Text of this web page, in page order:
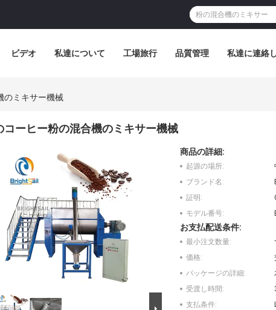
ビデオ 私達について 工場旅行 品質管理 私達に連絡
のミキサー機械
コーヒー粉の混合機のミキサー機械
商品の詳細:
起源の場所:
ブランド名:
証明:
モデル番号:
お支払配送条件:
最小注文数量:
価格:
パッケージの詳細:
受渡し時間:
支払条件: